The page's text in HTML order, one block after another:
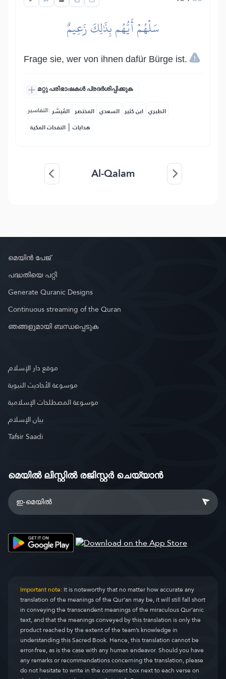
سَلۡهُمۡ أَيُّهُم بِذَٰلِكَ زَعِيمٌ
Frage sie, wer von ihnen dafür Bürge ist.
മറ്റു പരിഭാഷകൾ പ്രദർശിപ്പിക്കുക
التفاسير: المُيسَّر المختصر السعدي ابن كثير الطبري
النفحات المكية | هدايات
Al-Qalam
മെയിൻ പേജ്
പദ്ധതിയെ പറ്റി
Generate Quranic Designs
Continuous streaming of the Quran
ഞങ്ങളുമായി ബന്ധപ്പെടുക
موقع دار الإسلام
موسوعة الأحاديث النبوية
موسوعة المصطلحات الإسلامية
بيان الإسلام
Tafsir Saadi
മെയിൽ ലിസ്റ്റിൽ രജിസ്റ്റർ ചെയ്യാൻ
Important note:It is noteworthy that no matter how accurate any
translation of the meanings of the Qur’an may be, it will still fall short
in conveying the transcendent meanings of the miraculous Qur’anic
text, and that the meanings conveyed by this translation is only the
product reached by the extent of the team’s knowledge in
understanding this Sacred Book. Hence, this translation cannot be
error-free, as is the case with any human endeavor. Should you have
any remarks or recommendations concerning the translation, please
do not hesitate to write in the comment box next to each verse on